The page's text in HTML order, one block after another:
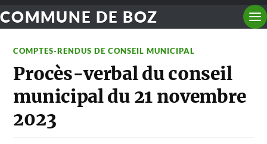
COMMUNE DE BOZ
COMPTES-RENDUS DE CONSEIL MUNICIPAL
Procès-verbal du conseil
municipal du 21 novembre
2023